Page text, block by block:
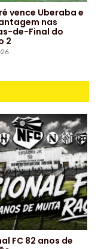
vence Uberaba e
nas
de-Final do
2
FC 82 anos de